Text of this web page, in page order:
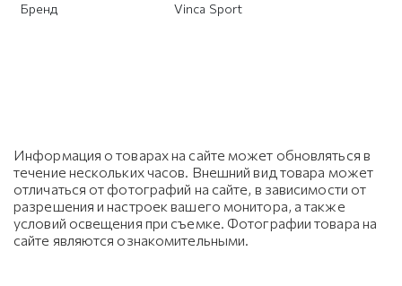
Бренд Vinca Sport
Информация о товарах на сайте может обновляться в
течение нескольких часов. Внешний вид товара может
отличаться от фотографий на сайте, в зависимости от
разрешения и настроек вашего монитора, а также
условий освещения при съемке. Фотографии товара на
сайте являются ознакомительными.